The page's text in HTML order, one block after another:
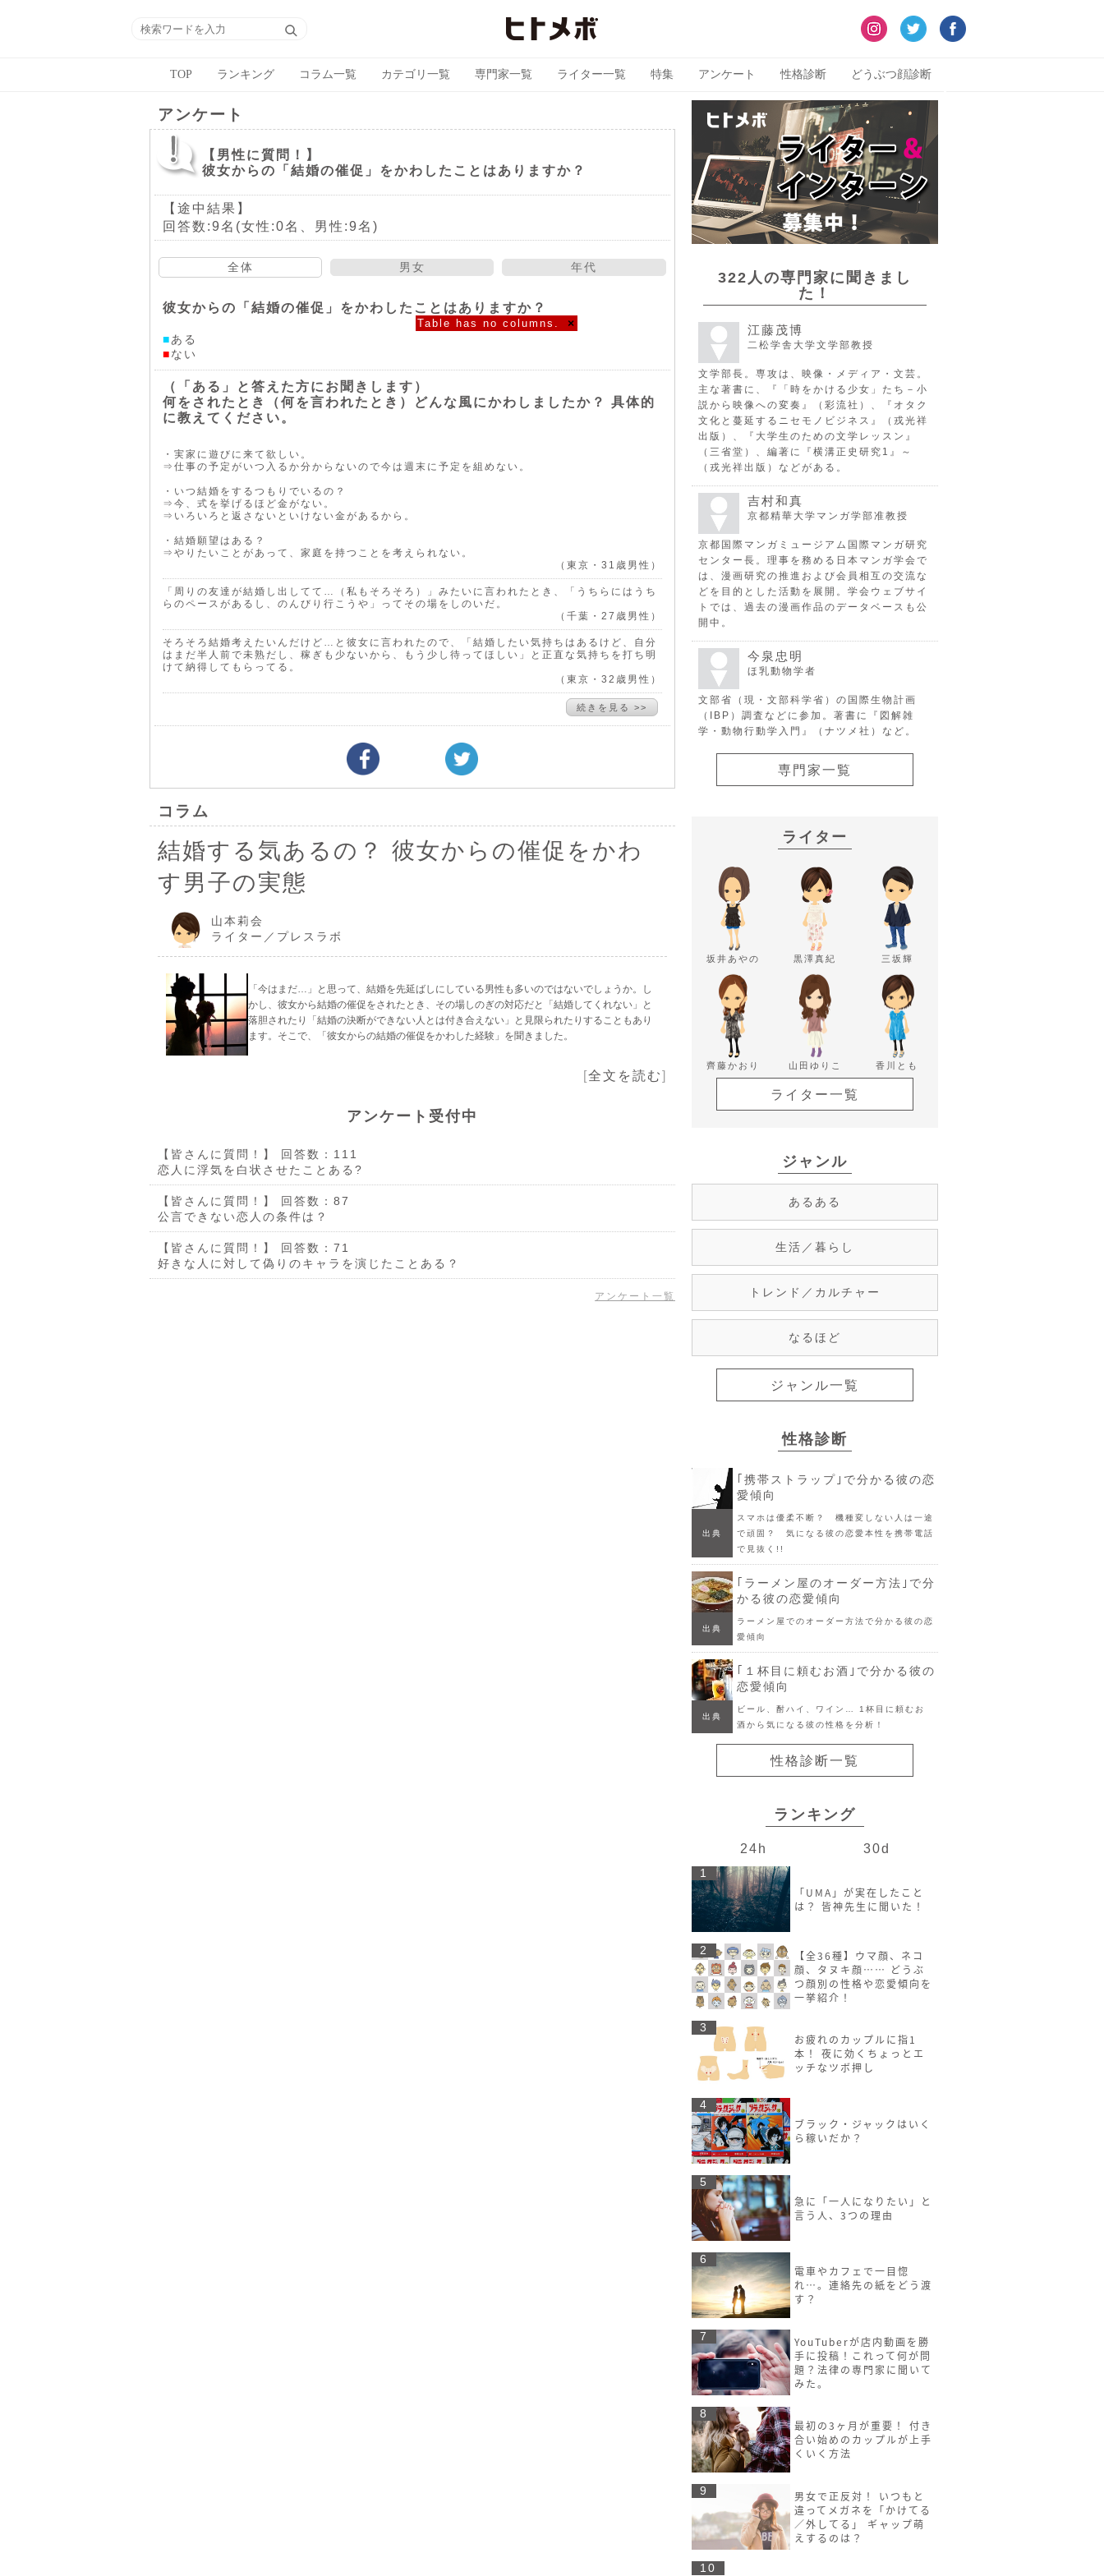
TOP ランキング コラム一覧 カテゴリ一覧 専門家一覧 ライター一覧 特集 アンケート 性格診断 どうぶつ顔診断
アンケート
【男性に質問！】
彼女からの「結婚の催促」をかわしたことはありますか？
【途中結果】
回答数:9名(女性:0名、男性:9名)
全体 男女 年代
彼女からの「結婚の催促」をかわしたことはありますか？
■ある
■ない
Table has no columns. ×
（「ある」と答えた方にお聞きします）
何をされたとき（何を言われたとき）どんな風にかわしましたか？ 具体的
に教えてください。
・実家に遊びに来て欲しい。
⇒仕事の予定がいつ入るか分からないので今は週末に予定を組めない。
・いつ結婚をするつもりでいるの？
⇒今、式を挙げるほど金がない。
⇒いろいろと返さないといけない金があるから。
・結婚願望はある？
⇒やりたいことがあって、家庭を持つことを考えられない。
（東京・31歳男性）
「周りの友達が結婚し出してて…（私もそろそろ）」みたいに言われたとき、「うちらにはうち
らのペースがあるし、のんびり行こうや」ってその場をしのいだ。
（千葉・27歳男性）
そろそろ結婚考えたいんだけど…と彼女に言われたので、「結婚したい気持ちはあるけど、自分
はまだ半人前で未熟だし、稼ぎも少ないから、もう少し待ってほしい」と正直な気持ちを打ち明
けて納得してもらってる。
（東京・32歳男性）
続きを見る >>
コラム
結婚する気あるの？ 彼女からの催促をかわ
す男子の実態
山本莉会
ライター／プレスラボ
「今はまだ…」と思って、結婚を先延ばしにしている男性も多いのではないでしょうか。し
かし、彼女から結婚の催促をされたとき、その場しのぎの対応だと「結婚してくれない」と
落胆されたり「結婚の決断ができない人とは付き合えない」と見限られたりすることもあり
ます。そこで、「彼女からの結婚の催促をかわした経験」を聞きました。
[全文を読む]
アンケート受付中
【皆さんに質問！】
回答数：111
恋人に浮気を白状させたことある?
【皆さんに質問！】
回答数：87
公言できない恋人の条件は？
【皆さんに質問！】
回答数：71
好きな人に対して偽りのキャラを演じたことある？
アンケート一覧
322人の専門家に聞きまし
た！
江藤茂博
二松学舎大学文学部教授
文学部長。専攻は、映像・メディア・文芸。
主な著書に、『「時をかける少女」たち－小
説から映像への変奏』（彩流社）、『オタク
文化と蔓延するニセモノビジネス』（戎光祥
出版）、『大学生のための文学レッスン』
（三省堂）、編著に『横溝正史研究1』～
（戎光祥出版）などがある。
吉村和真
京都精華大学マンガ学部准教授
京都国際マンガミュージアム国際マンガ研究
センター長。理事を務める日本マンガ学会で
は、漫画研究の推進および会員相互の交流な
どを目的とした活動を展開。学会ウェブサイ
トでは、過去の漫画作品のデータベースも公
開中。
今泉忠明
ほ乳動物学者
文部省（現・文部科学省）の国際生物計画
（IBP）調査などに参加。著書に『図解雑
学・動物行動学入門』（ナツメ社）など。
専門家一覧
ライター
坂井あやの 黒澤真紀 三坂輝
齊藤かおり 山田ゆりこ 香川とも
ライター一覧
ジャンル
あるある
生活／暮らし
トレンド／カルチャー
なるほど
ジャンル一覧
性格診断
｢携帯ストラップ｣で分かる彼の恋
愛傾向
出典
スマホは優柔不断？ 機種変しない人は一途
で頑固？ 気になる彼の恋愛本性を携帯電話
で見抜く!!
｢ラーメン屋のオーダー方法｣で分
かる彼の恋愛傾向
出典
ラーメン屋でのオーダー方法で分かる彼の恋
愛傾向
｢１杯目に頼むお酒｣で分かる彼の
恋愛傾向
出典
ビール、酎ハイ、ワイン… 1杯目に頼むお
酒から気になる彼の性格を分析！
性格診断一覧
ランキング
24h 30d
1
「UMA」が実在したこと
は？ 皆神先生に聞いた！
2
【全36種】ウマ顔、ネコ
顔、タヌキ顔…… どうぶ
つ顔別の性格や恋愛傾向を
一挙紹介！
3
お疲れのカップルに指1
本！ 夜に効くちょっとエ
ッチなツボ押し
4
ブラック・ジャックはいく
ら稼いだか？
5
急に「一人になりたい」と
言う人、3つの理由
6
電車やカフェで一目惚
れ…。連絡先の紙をどう渡
す？
7
YouTuberが店内動画を勝
手に投稿！これって何が問
題？法律の専門家に聞いて
みた。
8
最初の3ヶ月が重要！ 付き
合い始めのカップルが上手
くいく方法
9
男女で正反対！ いつもと
違ってメガネを「かけてる
／外してる」 ギャップ萌
えするのは？
10